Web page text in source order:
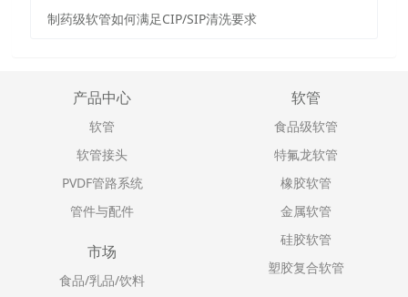
制药级软管如何满足CIP/SIP清洗要求
产品中心
软管
软管接头
PVDF管路系统
管件与配件
软管
食品级软管
特氟龙软管
橡胶软管
金属软管
硅胶软管
塑胶复合软管
市场
食品/乳品/饮料